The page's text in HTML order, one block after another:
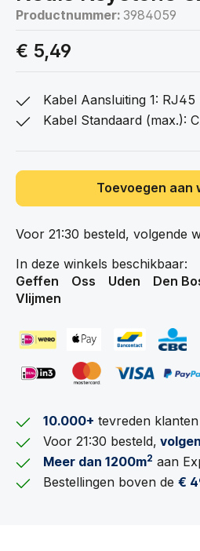
Productnummer: 3984059
€ 5,49
Kabel Aansluiting 1: RJ45
Kabel Standaard (max.):
Toevoegen aan
Voor 21:30 besteld, volgende
In deze winkels beschikbaar:
Geffen
Oss Uden Den
Vlijmen
10.000+ tevreden klanten
Voor 21:30 besteld,
Meer dan 1200m2 aan
Bestellingen boven de€